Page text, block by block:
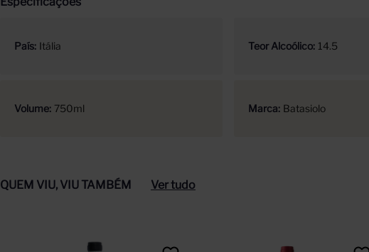
País Itália Teor Alcoólico 14.5
Volume 750ml Marca Batasiolo
QUEM VIU, VIU TAMBÉM Ver tudo